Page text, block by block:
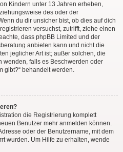
Kindern unter 13 Jahren erheben,
des oder der
du dir unsicher bist, ob dies auf dich
versuchst, zutrifft, ziehe einen
dass phpBB Limited und der
anbieten kann und nicht die
jeglicher Art ist; außer solchen, die
wenden, falls es Beschwerden oder
gibt?“ behandelt werden.
die Registrierung komplett
Benutzer mehr anmelden können.
oder der Benutzername, mit dem
wurden. Um Hilfe zu erhalten, wende